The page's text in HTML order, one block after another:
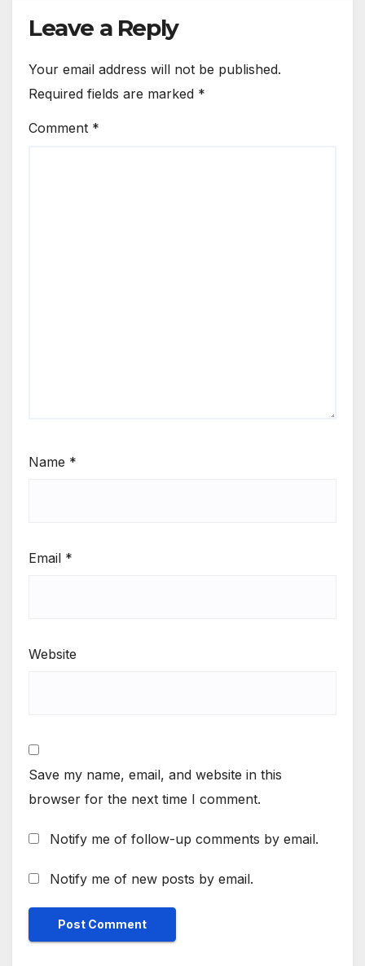
Leave a Reply
Your email address will not be published.
Required fields are marked *
Comment *
Name *
Email *
Website
Save my name, email, and website in this
browser for the next time I comment.
Notify me of follow-up comments by email.
Notify me of new posts by email.